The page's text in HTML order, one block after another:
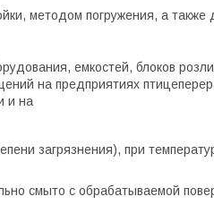
методом погружения, а также
емкостей, блоков
на предприятиях
и на
загрязнения), при
смыто с обрабатываемой